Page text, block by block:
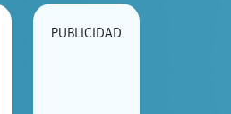
PUBLICIDAD